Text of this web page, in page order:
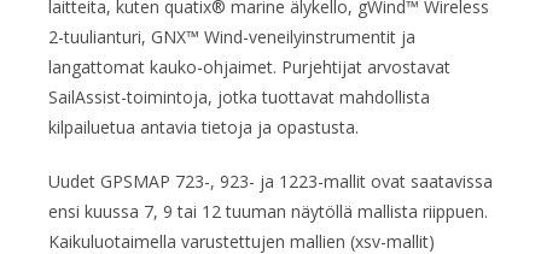
laitteita, kuten quatix® marine älykello, gWind™ Wireless
2-tuulianturi, GNX™ Wind-veneilyinstrumentit ja
langattomat kauko-ohjaimet. Purjehtijat arvostavat
SailAssist-toimintoja, jotka tuottavat mahdollista
kilpailuetua antavia tietoja ja opastusta.
Uudet GPSMAP 723-, 923- ja 1223-mallit ovat saatavissa
ensi kuussa 7, 9 tai 12 tuuman näytöllä mallista riippuen.
Kaikuluotaimella varustettujen mallien (xsv-mallit)